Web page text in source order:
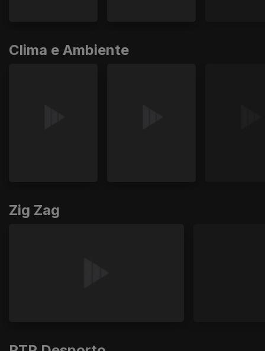
Clima e Ambiente
Zig Zag